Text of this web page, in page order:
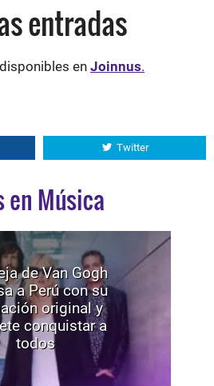
entradas
en Joinnus.
Twitter
en Música
de Van Gogh
a Perú con su
original y
conquistar a
todos